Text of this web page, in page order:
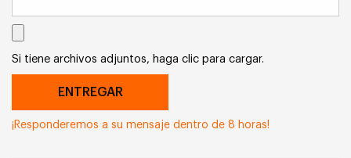
Si tiene archivos adjuntos, haga clic para cargar.
¡Responderemos a su mensaje dentro de 8 horas!